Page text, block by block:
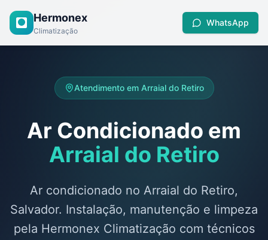
Hermonex
Climatização
WhatsApp
Atendimento em Arraial do Retiro
Ar Condicionado em
Arraial do Retiro
Ar condicionado no Arraial do Retiro,
Salvador. Instalação, manutenção e limpeza
pela Hermonex Climatização com técnicos